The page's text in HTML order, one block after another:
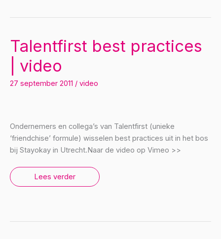
Talentfirst best practices
| video
27 september 2011 / video
Ondernemers en collega’s van Talentfirst (unieke
‘friendchise’ formule) wisselen best practices uit in het bos
bij Stayokay in Utrecht.Naar de video op Vimeo >>
Talentfirst
Lees verder